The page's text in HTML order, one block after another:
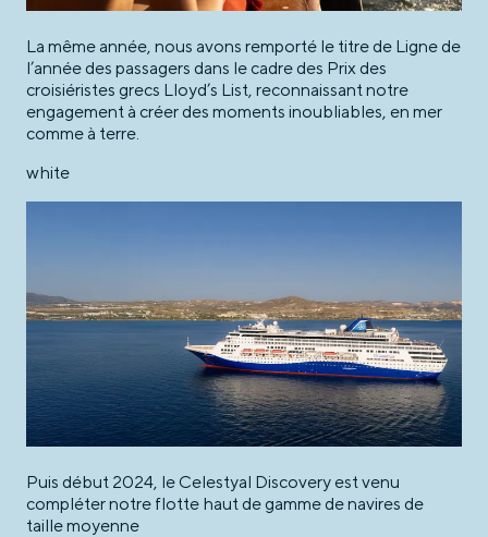
La même année, nous avons remporté le titre de Ligne de
l’année des passagers dans le cadre des Prix des
croisiéristes grecs Lloyd’s List, reconnaissant notre
engagement à créer des moments inoubliables, en mer
comme à terre.
white
Puis début 2024, le Celestyal Discovery est venu
compléter notre flotte haut de gamme de navires de
taille moyenne